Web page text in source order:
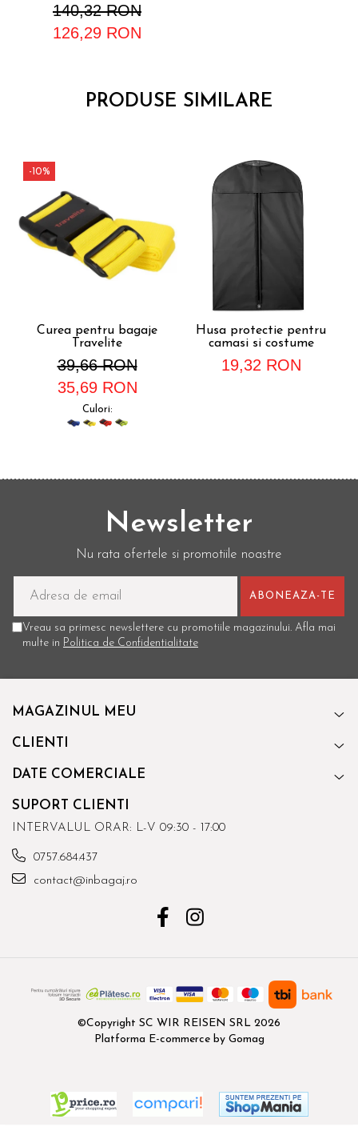
140,32 RON
126,29 RON
PRODUSE SIMILARE
-10%
Curea pentru bagaje
Travelite
39,66 RON
35,69 RON
Culori:
Husa protectie pentru
camasi si costume
19,32 RON
Newsletter
Nu rata ofertele si promotiile noastre
Vreau sa primesc newslettere cu promotiile magazinului. Afla mai
multe in Politica de Confidentialitate
MAGAZINUL MEU
CLIENTI
DATE COMERCIALE
SUPORT CLIENTI
INTERVALUL ORAR: L-V 09:30 - 17:00
0757.684.437
contact@inbagaj.ro
©Copyright SC WIR REISEN SRL 2026
Platforma E-commerce by Gomag